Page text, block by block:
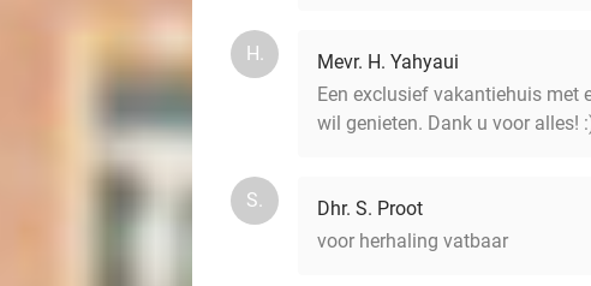
H.
Mevr. H. Yahyaui
Een exclusief vakantiehuis met
wil genieten. Dank u voor alles!
S.
Dhr. S. Proot
voor herhaling vatbaar